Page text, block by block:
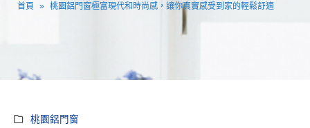
首頁 » 桃園鋁門窗極富現代和時尚感，讓你真實感受到家的輕鬆舒適
桃園鋁門窗